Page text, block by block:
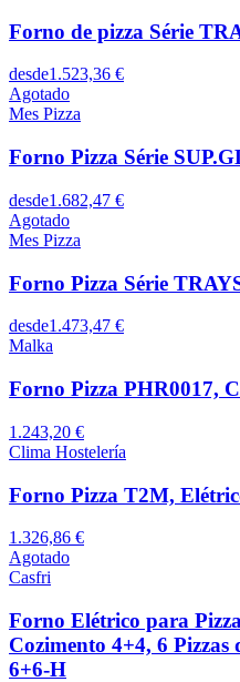
Forno de pizza Série
desde1.523,36 €
Agotado
Mes Pizza
Forno Pizza Série
desde1.682,47 €
Agotado
Mes Pizza
Forno Pizza Série
desde1.473,47 €
Malka
Forno Pizza PHR0017,
1.243,20 €
Clima Hostelería
Forno Pizza T2M,
1.326,86 €
Agotado
Casfri
Forno Elétrico para
Cozimento 4+4, 6
6+6-H